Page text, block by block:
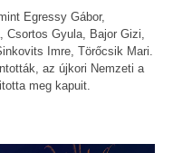
Egressy Gábor,
Csortos Gyula, Bajor Gizi,
Imre, Törőcsik Mari.
az újkori Nemzeti a
meg kapuit.